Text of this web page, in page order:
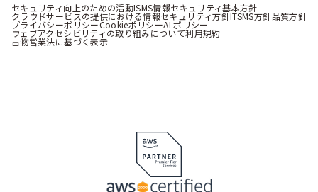
セキュリティ向上のための活動ISMS情報セキュリティ基本方針
クラウドサービスの提供における情報セキュリティ方針ITSMS方針品質方針
プライバシーポリシーCookieポリシーAI ポリシー
ウェブアクセシビリティの取り組みについて利用規約
古物営業法に基づく表示